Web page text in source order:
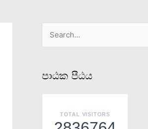
r
c
පාඨක පීඨය
TOTAL VISITORS